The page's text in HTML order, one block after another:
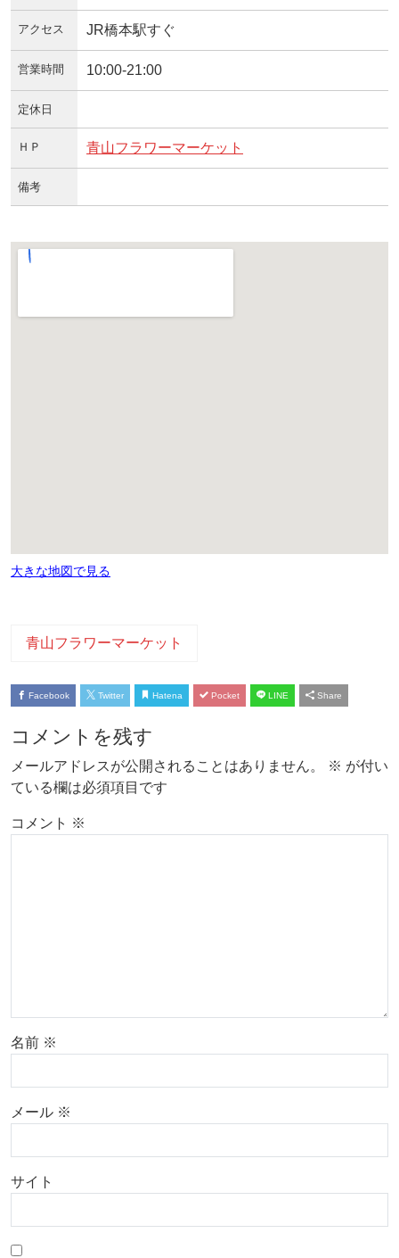
アクセス JR橋本駅すぐ
営業時間 10:00-21:00
定休日
ＨＰ 青山フラワーマーケット
備考
大きな地図で見る
青山フラワーマーケット
Facebook Twitter Hatena Pocket LINE Share
コメントを残す
メールアドレスが公開されることはありません。 ※ が付い
ている欄は必須項目です
コメント ※
名前 ※
メール ※
サイト